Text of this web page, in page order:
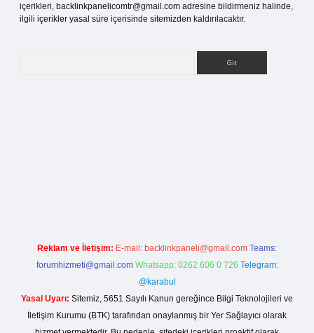
içerikleri, backlinkpanelicomtr@gmail.com adresine bildirmeniz halinde,
ilgili içerikler yasal süre içerisinde sitemizden kaldırılacaktır.
Reklam ve İletişim: E-mail: backlinkpaneli@gmail.com Teams:
forumhizmeti@gmail.com Whatsapp: 0262 606 0 726 Telegram:
@karabul
Yasal Uyarı: Sitemiz, 5651 Sayılı Kanun gereğince Bilgi Teknolojileri ve
İletişim Kurumu (BTK) tarafından onaylanmış bir Yer Sağlayıcı olarak